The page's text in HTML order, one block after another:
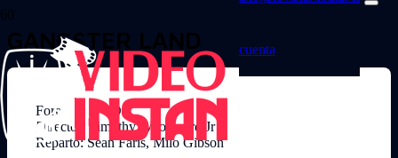
cuenta
GANGSTER LAND
Formato: DVD
Director: Timothy Woodward Jr
Reparto: Sean Faris, Milo Gibson